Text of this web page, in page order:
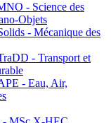
- Science des
Objets
- Mécanique des
- Transport et
- Eau, Air,